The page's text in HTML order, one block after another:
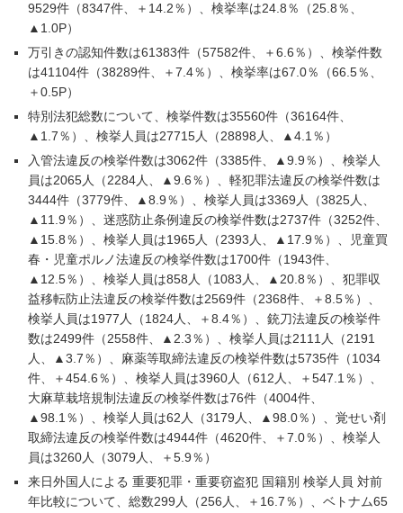
9529件（8347件、＋14.2％）、検挙率は24.8％（25.8％、
▲1.0P）
万引きの認知件数は61383件（57582件、＋6.6％）、検挙件数
は41104件（38289件、＋7.4％）、検挙率は67.0％（66.5％、
＋0.5P）
特別法犯総数について、検挙件数は35560件（36164件、
▲1.7％）、検挙人員は27715人（28898人、▲4.1％）
入管法違反の検挙件数は3062件（3385件、▲9.9％）、検挙人
員は2065人（2284人、▲9.6％）、軽犯罪法違反の検挙件数は
3444件（3779件、▲8.9％）、検挙人員は3369人（3825人、
▲11.9％）、迷惑防止条例違反の検挙件数は2737件（3252件、
▲15.8％）、検挙人員は1965人（2393人、▲17.9％）、児童買
春・児童ポルノ法違反の検挙件数は1700件（1943件、
▲12.5％）、検挙人員は858人（1083人、▲20.8％）、犯罪収
益移転防止法違反の検挙件数は2569件（2368件、＋8.5％）、
検挙人員は1977人（1824人、＋8.4％）、銃刀法違反の検挙件
数は2499件（2558件、▲2.3％）、検挙人員は2111人（2191
人、▲3.7％）、麻薬等取締法違反の検挙件数は5735件（1034
件、＋454.6％）、検挙人員は3960人（612人、＋547.1％）、
大麻草栽培規制法違反の検挙件数は76件（4004件、
▲98.1％）、検挙人員は62人（3179人、▲98.0％）、覚せい剤
取締法違反の検挙件数は4944件（4620件、＋7.0％）、検挙人
員は3260人（3079人、＋5.9％）
来日外国人による 重要犯罪・重要窃盗犯 国籍別 検挙人員 対前
年比較について、総数299人（256人、＋16.7％）、ベトナム65